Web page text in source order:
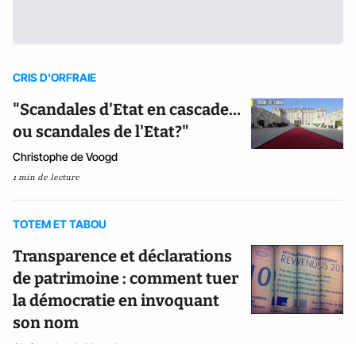
CRIS D'ORFRAIE
"Scandales d'Etat en cascade…
ou scandales de l'Etat?"
Christophe de Voogd
1 min de lecture
TOTEM ET TABOU
Transparence et déclarations
de patrimoine : comment tuer
la démocratie en invoquant
son nom